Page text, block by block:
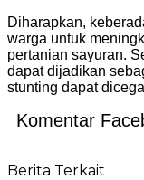
Diharapkan,
warga untuk
pertanian sayuran.
dapat dijadikan
stunting dapat
Komentar
Berita Terkait